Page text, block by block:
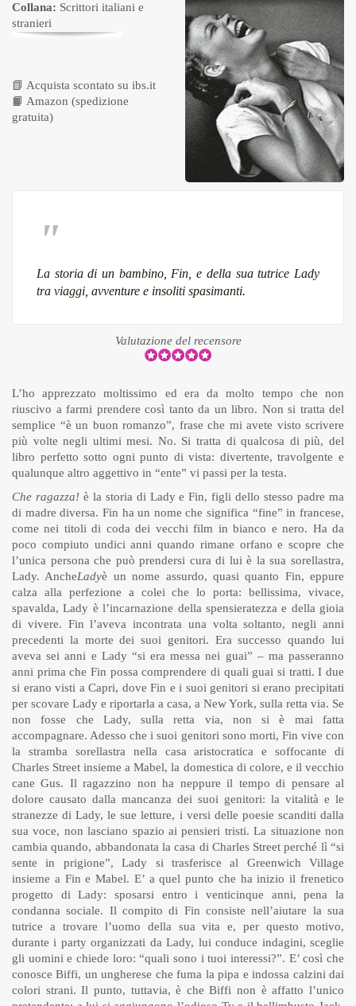
Collana: Scrittori italiani e
stranieri
📗 Acquista scontato su ibs.it
📙 Amazon (spedizione
gratuita)
La storia di un bambino, Fin, e della sua tutrice Lady
tra viaggi, avventure e insoliti spasimanti.
Valutazione del recensore
L’ho apprezzato moltissimo ed era da molto tempo che non
riuscivo a farmi prendere così tanto da un libro. Non si tratta del
semplice “è un buon romanzo”, frase che mi avete visto scrivere
più volte negli ultimi mesi. No. Si tratta di qualcosa di più, del
libro perfetto sotto ogni punto di vista: divertente, travolgente e
qualunque altro aggettivo in “ente” vi passi per la testa.
Che ragazza!è la storia di Lady e Fin, figli dello stesso padre ma
di madre diversa. Fin ha un nome che significa “fine” in francese,
come nei titoli di coda dei vecchi film in bianco e nero. Ha da
poco compiuto undici anni quando rimane orfano e scopre che
l’unica persona che può prendersi cura di lui è la sua sorellastra,
Lady. AncheLadyè un nome assurdo, quasi quanto Fin, eppure
calza alla perfezione a colei che lo porta: bellissima, vivace,
spavalda, Lady è l’incarnazione della spensieratezza e della gioia
di vivere. Fin l’aveva incontrata una volta soltanto, negli anni
precedenti la morte dei suoi genitori. Era successo quando lui
aveva sei anni e Lady “si era messa nei guai” – ma passeranno
anni prima che Fin possa comprendere di quali guai si tratti. I due
si erano visti a Capri, dove Fin e i suoi genitori si erano precipitati
per scovare Lady e riportarla a casa, a New York, sulla retta via. Se
non fosse che Lady, sulla retta via, non si è mai fatta
accompagnare. Adesso che i suoi genitori sono morti, Fin vive con
la stramba sorellastra nella casa aristocratica e soffocante di
Charles Street insieme a Mabel, la domestica di colore, e il vecchio
cane Gus. Il ragazzino non ha neppure il tempo di pensare al
dolore causato dalla mancanza dei suoi genitori: la vitalità e le
stranezze di Lady, le sue letture, i versi delle poesie scanditi dalla
sua voce, non lasciano spazio ai pensieri tristi. La situazione non
cambia quando, abbandonata la casa di Charles Street perché lì “si
sente in prigione”, Lady si trasferisce al Greenwich Village
insieme a Fin e Mabel. E’ a quel punto che ha inizio il frenetico
progetto di Lady: sposarsi entro i venticinque anni, pena la
condanna sociale. Il compito di Fin consiste nell’aiutare la sua
tutrice a trovare l’uomo della sua vita e, per questo motivo,
durante i party organizzati da Lady, lui conduce indagini, sceglie
gli uomini e chiede loro: “quali sono i tuoi interessi?”. E’ così che
conosce Biffi, un ungherese che fuma la pipa e indossa calzini dai
colori strani. Il punto, tuttavia, è che Biffi non è affatto l’unico